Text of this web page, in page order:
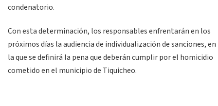
condenatorio.
Con esta determinación, los responsables enfrentarán en los
próximos días la audiencia de individualización de sanciones, en
la que se definirá la pena que deberán cumplir por el homicidio
cometido en el municipio de Tiquicheo.